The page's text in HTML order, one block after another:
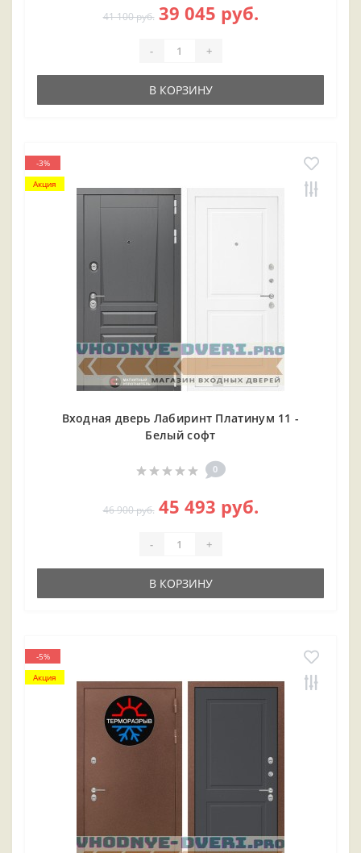
41 100 руб. 39 045 руб.
- +
В КОРЗИНУ
-3%
Акция
Входная дверь Лабиринт Платинум 11 -
Белый софт
0
46 900 руб. 45 493 руб.
- +
В КОРЗИНУ
-5%
Акция